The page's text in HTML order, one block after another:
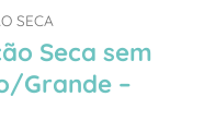
SECA
Seca sem
Grande –